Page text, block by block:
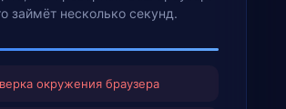
займёт несколько секунд.
окружения браузера